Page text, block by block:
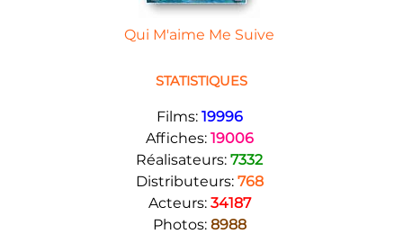
Qui M'aime Me Suive
STATISTIQUES
Films: 19996
Affiches: 19006
Réalisateurs: 7332
Distributeurs: 768
Acteurs: 34187
Photos: 8988